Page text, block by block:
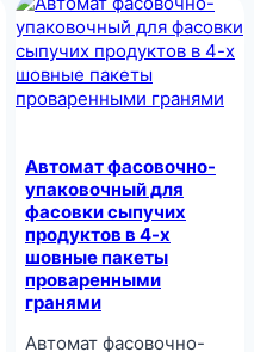
Автомат фасовочно-
упаковочный для
фасовки сыпучих
продуктов в 4-х
шовные пакеты
проваренными
гранями
Автомат фасовочно-